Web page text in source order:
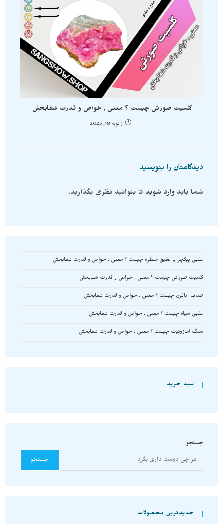
کلسیت صورتی چیست ؟ معنی , خواص و قدرت شفابخش
ژانویه 18, 2025
دیدگاهتان را بنویسید
شما باید وارد شوید تا بتوانید نظری بگذارید.
عقیق پیکچر یا عقیق منظره چیست ؟ معنی , خواص و قدرت شفابخش
کلسیت صورتی چیست ؟ معنی , خواص و قدرت شفابخش
صدف آبالون چیست ؟ معنی , خواص و قدرت شفابخش
عقیق سیاه چیست ؟ معنی , خواص و قدرت شفابخش
سنگ آمازونیت چیست ؟ معنی , خواص و قدرت شفابخش
سبد خرید
جستجو
جستجو
جدیدترین محصولات